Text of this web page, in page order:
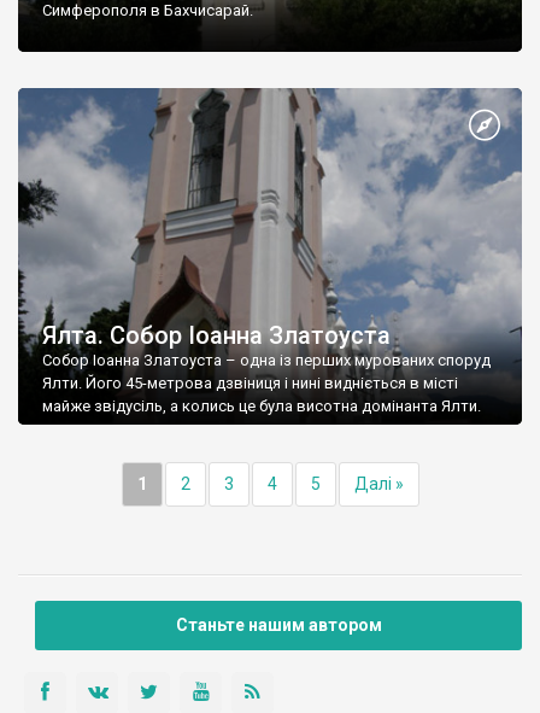
Симферополя в Бахчисарай.
Ялта. Собор Іоанна Златоуста
Собор Іоанна Златоуста – одна із перших мурованих споруд
Ялти. Його 45-метрова дзвіниця і нині видніється в місті
майже звідусіль, а колись це була висотна домінанта Ялти.
1 2 3 4 5 Далі »
Станьте нашим автором